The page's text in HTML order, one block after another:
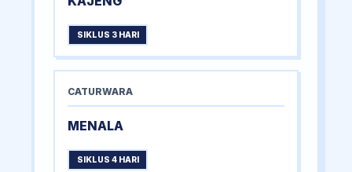
SIKLUS 3 HARI
CATURWARA
MENALA
SIKLUS 4 HARI